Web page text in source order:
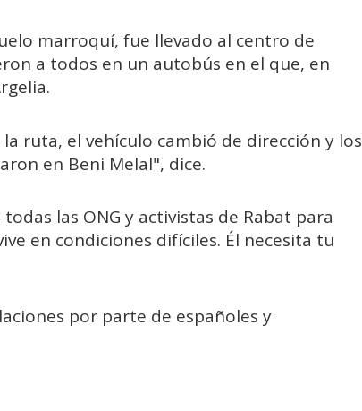
marroquí, fue llevado al centro de
a todos en un autobús en el que, en
ruta, el vehículo cambió de dirección y los
en Beni Melal", dice.
las ONG y activistas de Rabat para
en condiciones difíciles. Él necesita tu
por parte de españoles y